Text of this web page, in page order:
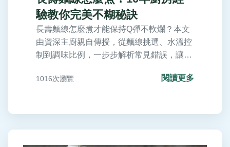
驗教你完美不糊秘訣
長壽麵線怎麼煮才能保持Q彈不軟爛？本文
由資深主廚親自傳授，從麵線挑選、水溫控
制到調味比例，一步步解析常見錯誤，讓你
1016次瀏覽 閱讀更多